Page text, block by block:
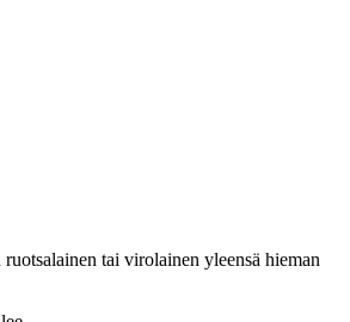
tai virolainen yleensä hieman